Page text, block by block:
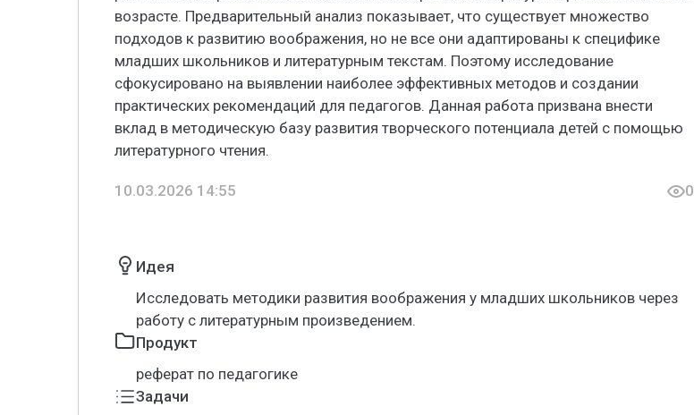
возрасте. Предварительный анализ показывает, что существует множество
подходов к развитию воображения, но не все они адаптированы к специфике
младших школьников и литературным текстам. Поэтому исследование
сфокусировано на выявлении наиболее эффективных методов и создании
практических рекомендаций для педагогов. Данная работа призвана внести
вклад в методическую базу развития творческого потенциала детей с помощью
литературного чтения.
10.03.2026 14:55 0
Идея
Исследовать методики развития воображения у младших школьников через
работу с литературным произведением.
Продукт
реферат по педагогике
Задачи